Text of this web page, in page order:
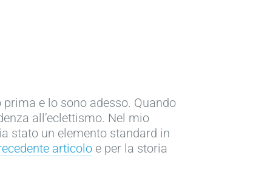
e lo sono adesso. Quando
all’eclettismo. Nel mio
stato un elemento standard in
articolo e per la storia